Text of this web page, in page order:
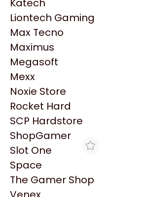
Lenovo
Logitech
MSI
NVIDIA GeForce
NZXT
PNY
Palit
Philips
PowerColor
Razer
Redragon
Samsung
Sandisk
Katech
Liontech Gaming
Max Tecno
Maximus
Megasoft
Mexx
Noxie Store
Rocket Hard
SCP Hardstore
ShopGamer
Slot One
Space
The Gamer Shop
Productos
Similares
Explorá más productos similares